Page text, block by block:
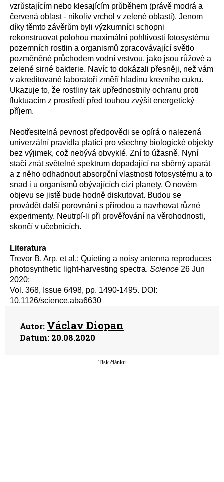
vzrůstajícím nebo klesajícím průběhem (právě modrá a
červená oblast - nikoliv vrchol v zelené oblasti). Jenom
díky těmto závěrům byli výzkumníci schopni
rekonstruovat polohou maximální pohltivosti fotosystému
pozemních rostlin a organismů zpracovávající světlo
pozměněné průchodem vodní vrstvou, jako jsou růžové a
zelené sirné bakterie. Navíc to dokázali přesněji, než vám
v akreditované laboratoři změří hladinu krevního cukru.
Ukazuje to, že rostliny tak upřednostnily ochranu proti
fluktuacím z prostředí před touhou zvýšit energetický
příjem.
Neotřesitelná pevnost předpovědi se opírá o nalezená
univerzální pravidla platící pro všechny biologické objekty
bez výjimek, což nebývá obvyklé. Zní to úžasně. Nyní
stačí znát světelné spektrum dopadající na sběrný aparát
a z něho odhadnout absorpční vlastnosti fotosystému a to
snad i u organismů obývajících cizí planety. O novém
objevu se jistě bude hodně diskutovat. Budou se
provádět další porovnání s přírodou a navrhovat různé
experimenty. Neutrpí-li při prověřování na věrohodnosti,
skončí v učebnicích.
Literatura
Trevor B. Arp, et al.: Quieting a noisy antenna reproduces
photosynthetic light-harvesting spectra. Science 26 Jun
2020:
Vol. 368, Issue 6498, pp. 1490-1495. DOI:
10.1126/science.aba6630
Autor: Václav Diopan
Datum: 20.08.2020
Tisk článku